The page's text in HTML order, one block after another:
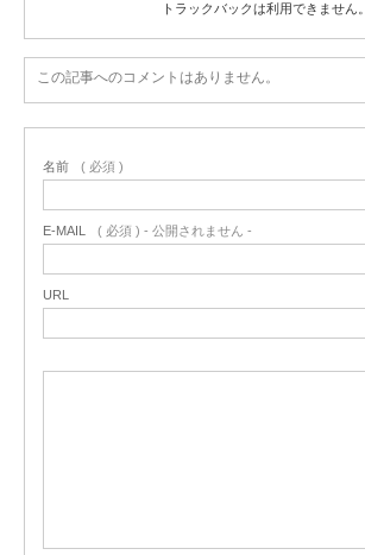
トラックバックは利用できません。
この記事へのコメントはありません。
名前 ( 必須 )
E-MAIL ( 必須 ) - 公開されません -
URL